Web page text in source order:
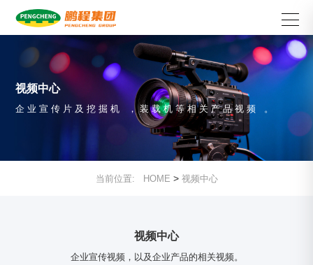
视频中心
企业宣传片及挖掘机，装载机等相关产品视频。
当前位置: HOME > 视频中心
视频中心
企业宣传视频，以及企业产品的相关视频。